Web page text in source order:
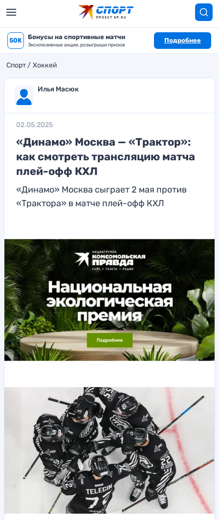
50K Бонусы на спортивные матчи
Эксклюзивные акции, розыгрыши призов
Подробнее
Спорт Хоккей
Илья Масюк
02.05.2025
«Динамо» Москва — «Трактор»:
как смотреть трансляцию матча
плей-офф КХЛ
«Динамо» Москва сыграет 2 мая против
«Трактора» в матче плей-офф КХЛ